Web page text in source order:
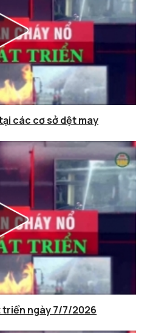
các cơ sở dệt may
triển ngày 7/7/2026